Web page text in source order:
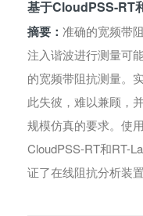
基于CloudPSS-RT
摘要： 准确的宽频带
注入谐波进行测量可
的宽频带阻抗测量。
此失彼，难以兼顾，
规模仿真的要求。使
CloudPSS-RT和RT-
证了在线阻抗分析装